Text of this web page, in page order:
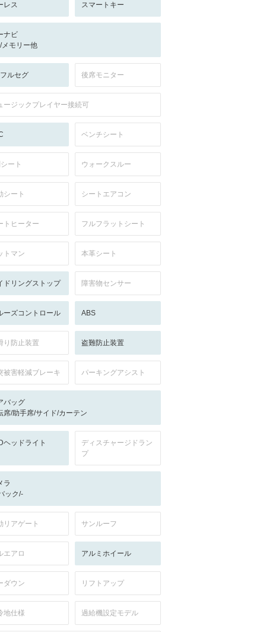
レス スマートキー
ナビ
メモリー他
ルセグ 後席モニター
ージックプレイヤー接続可
ベンチシート
ート ウォークスルー
シート シートエアコン
トヒーター フルフラットシート
トマン 本革シート
ドリングストップ 障害物センサー
ーズコントロール ABS
り防止装置 盗難防止装置
被害軽減ブレーキ パーキングアシスト
バッグ
席/助手席/サイド/カーテン
ヘッドライト
ディスチャージドラン
プ
ラ
ック/-
リアゲート サンルーフ
エアロ アルミホイール
ダウン リフトアップ
地仕様 過給機設定モデル